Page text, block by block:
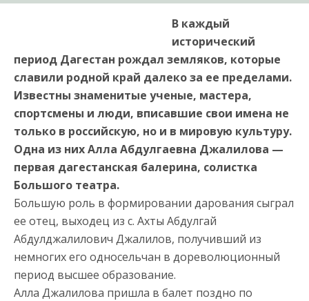
В каждый
исторический
период Дагестан рождал земляков, которые
славили родной край далеко за ее пределами.
Известны знаменитые ученые, мастера,
спортсмены и люди, вписавшие свои имена не
только в российскую, но и в мировую культуру.
Одна из них Алла Абдулгаевна Джалилова —
первая дагестанская балерина, солистка
Большого театра.
Большую роль в формировании дарования сыграл
ее отец, выходец из с. Ахты Абдулгай
Абдулджалилович Джалилов, получивший из
немногих его односельчан в дореволюционный
период высшее образование.
Алла Джалилова пришла в балет поздно по